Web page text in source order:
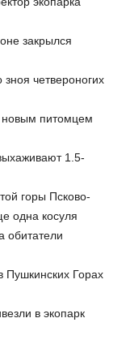
закрылся
четвероногих
новым питомцем
1.5-
горы Псково-
одна косуля
обитатели
Пушкинских Горах
в экопарк